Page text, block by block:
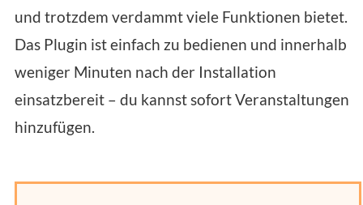
und trotzdem verdammt viele Funktionen bietet.
Das Plugin ist einfach zu bedienen und innerhalb
weniger Minuten nach der Installation
einsatzbereit – du kannst sofort Veranstaltungen
hinzufügen.